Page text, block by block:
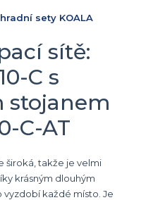
sety KOALA
sítě:
C s
stojanem
C-AT
široká, takže je velmi
krásným dlouhým
každé místo. Je